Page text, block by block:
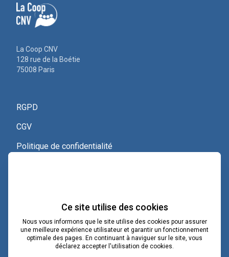
La Coop CNV
128 rue de la Boétie
75008 Paris
RGPD
CGV
Politique de confidentialité
Voir le certificat Qualiopi
contact@lacoopcnv.com
Ce site utilise des cookies
Nous vous informons que le site utilise des cookies pour assurer
une meilleure expérience utilisateur et garantir un fonctionnement
optimale des pages. En continuant à naviguer sur le site, vous
déclarez accepter l'utilisation de cookies.